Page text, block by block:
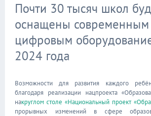
Почти 30 тысяч школ
оснащены современным
цифровым
2024 года
Возможности для развития каждого
благодаря реализации нацпроекта
накруглом столе «Национальный проект
прорывных изменений в сфере